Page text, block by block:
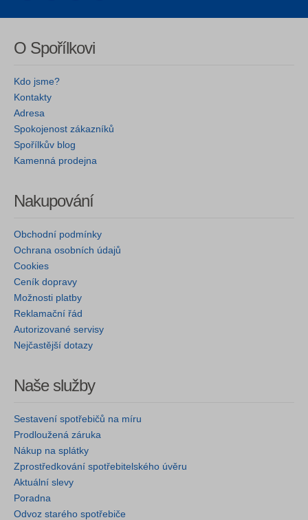
O Spořílkovi
Kdo jsme?
Kontakty
Adresa
Spokojenost zákazníků
Spořílkův blog
Kamenná prodejna
Nakupování
Obchodní podmínky
Ochrana osobních údajů
Cookies
Ceník dopravy
Možnosti platby
Reklamační řád
Autorizované servisy
Nejčastější dotazy
Naše služby
Sestavení spotřebičů na míru
Prodloužená záruka
Nákup na splátky
Zprostředkování spotřebitelského úvěru
Aktuální slevy
Poradna
Odvoz starého spotřebiče